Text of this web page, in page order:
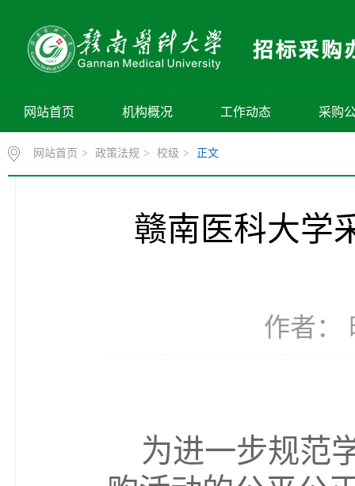
网站首页 机构概况 工作动态 采购
网站首页 > 政策法规 > 校级 > 正文
赣南医科大学
作者：
为进一步规范